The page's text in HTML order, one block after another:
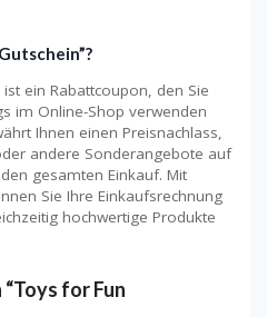
ist ein Rabattcoupon, den Sie
im Online-Shop verwenden
Ihnen einen Preisnachlass,
andere Sonderangebote auf
gesamten Einkauf. Mit
Sie Ihre Einkaufsrechnung
hochwertige Produkte
for Fun